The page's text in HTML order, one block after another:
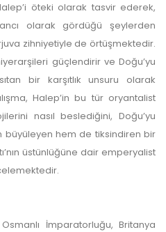
öteki olarak tasvir ederek,
olarak gördüğü şeylerden
zihniyetiyle de örtüşmektedir.
güçlendirir ve Doğu’yu
bir karşıtlık unsuru olarak
Halep’in bu tür oryantalist
nasıl beslediğini, Doğu’yu
büyüleyen hem de tiksindiren bir
üstünlüğüne dair emperyalist
Osmanlı İmparatorluğu, Britanya